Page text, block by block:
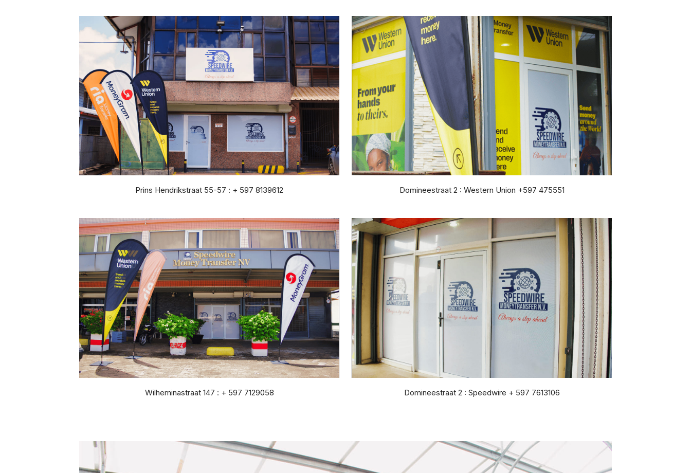
Prins Hendrikstraat 55-57 : + 597 8139612
Wilheminastraat 147 : + 597 7129058
Domineestraat 2 : Western Union +597 475551
Domineestraat 2 : Speedwire + 597 7613106